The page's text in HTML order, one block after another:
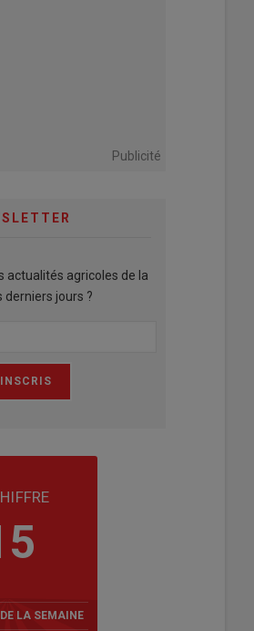
Publicité
actualités agricoles de la
derniers jours ?
LA SEMAINE